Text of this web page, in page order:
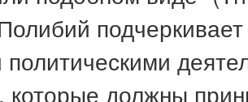
политическими
должны